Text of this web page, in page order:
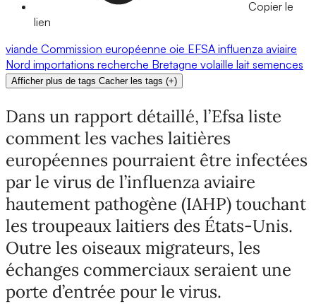
Copier le
lien
viande Commission européenne oie EFSA influenza aviaire
Nord importations recherche Bretagne volaille lait semences
Afficher plus de tags Cacher les tags (+)
Dans un rapport détaillé, l’Efsa liste
comment les vaches laitières
européennes pourraient être infectées
par le virus de l’influenza aviaire
hautement pathogène (IAHP) touchant
les troupeaux laitiers des États-Unis.
Outre les oiseaux migrateurs, les
échanges commerciaux seraient une
porte d’entrée pour le virus.